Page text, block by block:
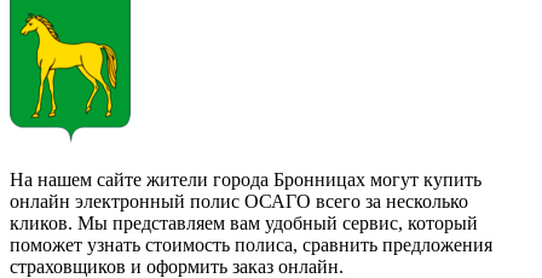
На нашем сайте жители города Бронницах могут купить
онлайн электронный полис ОСАГО всего за несколько
кликов. Мы представляем вам удобный сервис, который
поможет узнать стоимость полиса, сравнить предложения
страховщиков и оформить заказ онлайн.